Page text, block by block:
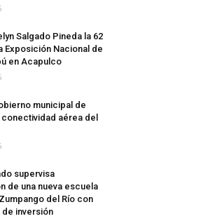
Salgado Pineda la 62
Exposición Nacional de
en Acapulco
municipal de
aérea del
supervisa
de una nueva escuela
del Río con
de inversión